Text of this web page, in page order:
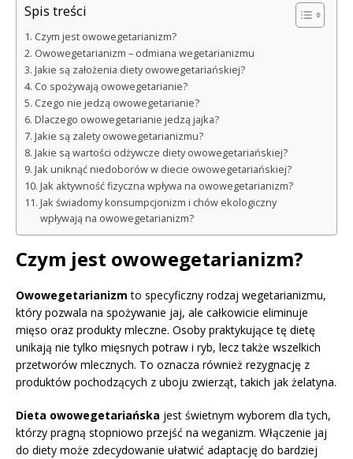
Spis treści
Czym jest owowegetarianizm?
Owowegetarianizm – odmiana wegetarianizmu
Jakie są założenia diety owowegetariańskiej?
Co spożywają owowegetarianie?
Czego nie jedzą owowegetarianie?
Dlaczego owowegetarianie jedzą jajka?
Jakie są zalety owowegetarianizmu?
Jakie są wartości odżywcze diety owowegetariańskiej?
Jak uniknąć niedoborów w diecie owowegetariańskiej?
Jak aktywność fizyczna wpływa na owowegetarianizm?
Jak świadomy konsumpcjonizm i chów ekologiczny
wpływają na owowegetarianizm?
Czym jest owowegetarianizm?
Owowegetarianizm to specyficzny rodzaj wegetarianizmu,
który pozwala na spożywanie jaj, ale całkowicie eliminuje
mięso oraz produkty mleczne. Osoby praktykujące tę dietę
unikają nie tylko mięsnych potraw i ryb, lecz także wszelkich
przetworów mlecznych. To oznacza również rezygnację z
produktów pochodzących z uboju zwierząt, takich jak żelatyna.
Dieta owowegetariańska jest świetnym wyborem dla tych,
którzy pragną stopniowo przejść na weganizm. Włączenie jaj
do diety może zdecydowanie ułatwić adaptację do bardziej